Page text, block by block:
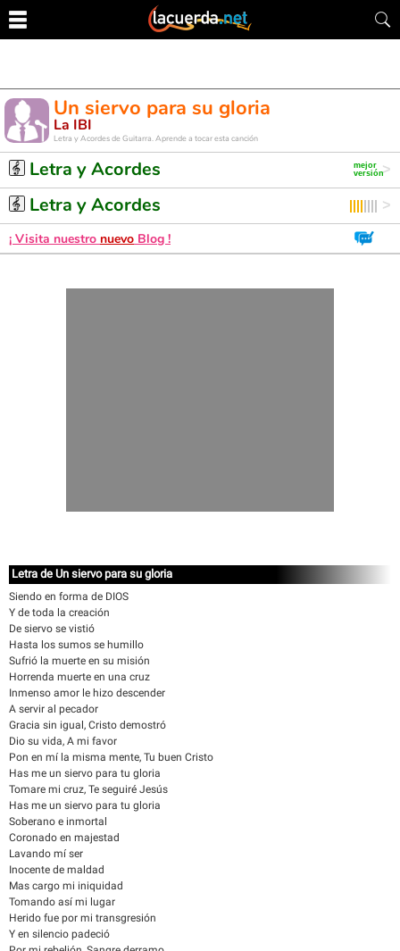
Un siervo para su gloria
La IBI
Letra y Acordes de Guitarra. Aprende a tocar esta canción
Letra y Acordes
Letra y Acordes
¡ Visita nuestro nuevo Blog !
Letra de Un siervo para su gloria
Siendo en forma de DIOS
Y de toda la creación
De siervo se vistió
Hasta los sumos se humillo
Sufrió la muerte en su misión
Horrenda muerte en una cruz
Inmenso amor le hizo descender
A servir al pecador
Gracia sin igual, Cristo demostró
Dio su vida, A mi favor
Pon en mí la misma mente, Tu buen Cristo
Has me un siervo para tu gloria
Tomare mi cruz, Te seguiré Jesús
Has me un siervo para tu gloria
Soberano e inmortal
Coronado en majestad
Lavando mí ser
Inocente de maldad
Mas cargo mi iniquidad
Tomando así mi lugar
Herido fue por mi transgresión
Y en silencio padeció